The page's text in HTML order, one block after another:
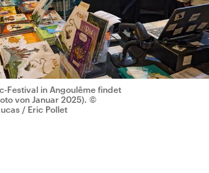
Festival in Angoulême findet
von Januar 2025). ©
/ Eric Pollet